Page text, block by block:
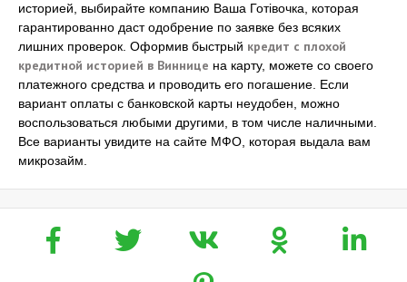
историей, выбирайте компанию Ваша Готівочка, которая
гарантированно даст одобрение по заявке без всяких
лишних проверок. Оформив быстрый кредит с плохой
кредитной историей в Виннице на карту, можете со своего
платежного средства и проводить его погашение. Если
вариант оплаты с банковской карты неудобен, можно
воспользоваться любыми другими, в том числе наличными.
Все варианты увидите на сайте МФО, которая выдала вам
микрозайм.